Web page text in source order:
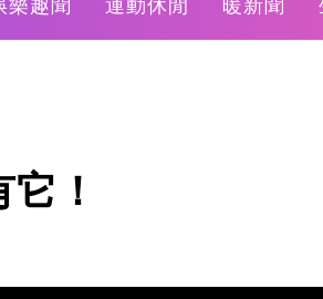
樂趣聞 運動休閒 暖新聞
！